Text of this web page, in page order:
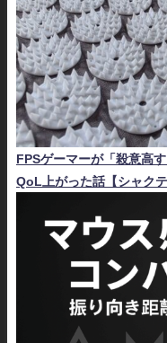
FPSゲーマーが「殺意高
QoL上がった話【シャクテ